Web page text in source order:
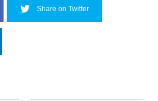
Share on Twitter